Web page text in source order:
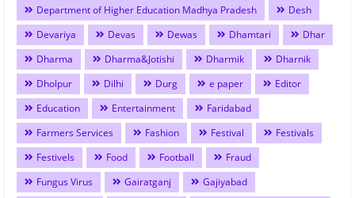
Department of Higher Education Madhya Pradesh
Desh
Devariya
Devas Dewas Dhamtari
Dhar
Dharma
Dharma&Jotishi Dharmik
Dharnik
Dholpur
Dilhi Durg e paper
Editor
Education
Entertainment
Faridabad
Farmers Services
Fashion Festival
Festivals
Festivels
Food Football
Fraud
Fungus Virus
Gairatganj
Gajiyabad